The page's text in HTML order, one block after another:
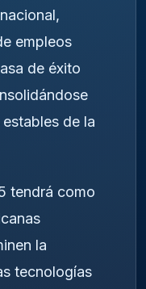
empleos
de éxito
de la
tendrá como
la
tecnologías